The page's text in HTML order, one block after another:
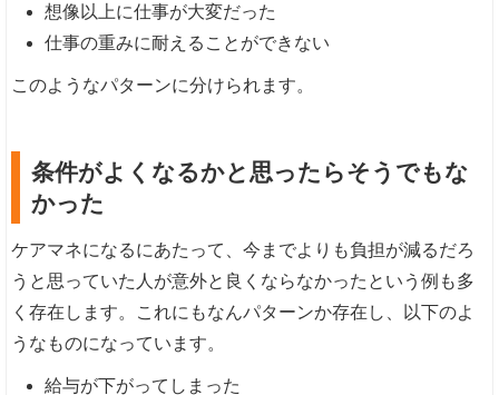
想像以上に仕事が大変だった
仕事の重みに耐えることができない
このようなパターンに分けられます。
条件がよくなるかと思ったらそうでもな
かった
ケアマネになるにあたって、今までよりも負担が減るだろ
うと思っていた人が意外と良くならなかったという例も多
く存在します。これにもなんパターンか存在し、以下のよ
うなものになっています。
給与が下がってしまった